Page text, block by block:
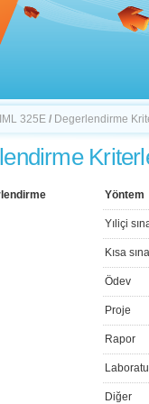
IML 325E / Degerlendirme
Yöntem
Yıliçi
Kısa
Ödev
Proje
Rapor
Diğer